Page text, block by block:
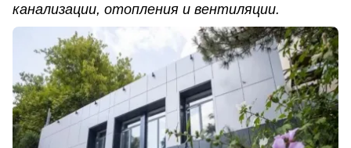
канализации, отопления и вентиляции.